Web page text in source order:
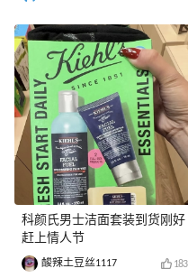
科颜氏男士洁面套装到货刚好
赶上情人节
酸辣土豆丝1117 183